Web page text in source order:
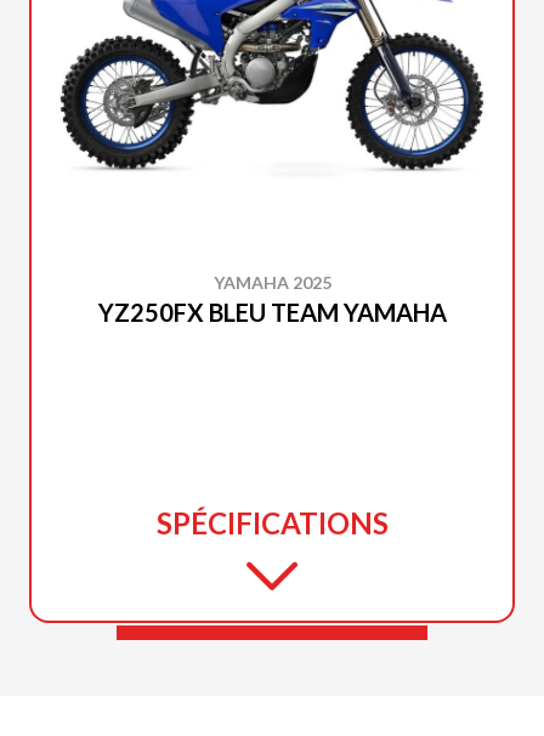
YAMAHA 2025
YZ250FX BLEU TEAM YAMAHA
SPÉCIFICATIONS